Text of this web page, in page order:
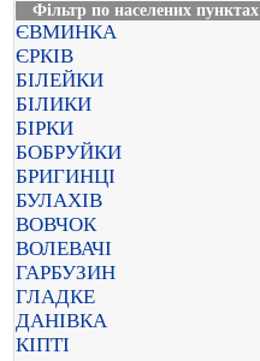
Фільтр по населених пунктах
ЄВМИНКА
ЄРКІВ
БІЛЕЙКИ
БІЛИКИ
БІРКИ
БОБРУЙКИ
БРИГИНЦІ
БУЛАХІВ
ВОВЧОК
ВОЛЕВАЧІ
ГАРБУЗИН
ГЛАДКЕ
ДАНІВКА
КІПТІ